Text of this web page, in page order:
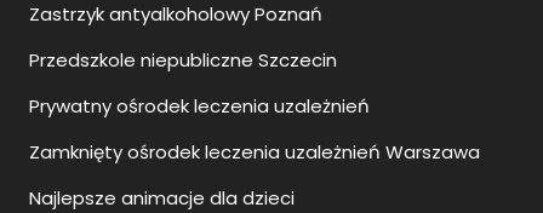
Zastrzyk antyalkoholowy Poznań
Przedszkole niepubliczne Szczecin
Prywatny ośrodek leczenia uzależnień
Zamknięty ośrodek leczenia uzależnień Warszawa
Najlepsze animacje dla dzieci